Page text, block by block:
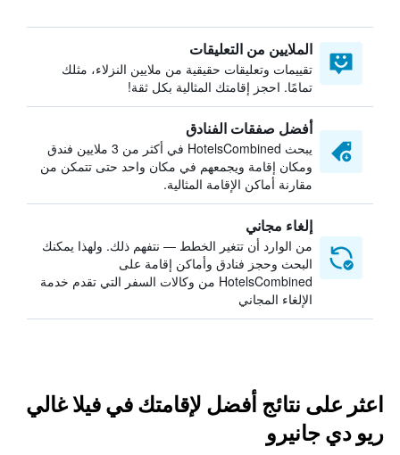
الملايين من التعليقات
تقييمات وتعليقات حقيقية من ملايين النزلاء، مثلك
تمامًا. احجز إقامتك المثالية بكل ثقة!
أفضل صفقات الفنادق
يبحث HotelsCombined في أكثر من 3 ملايين فندق
ومكان إقامة ويجمعهم في مكان واحد حتى تتمكن من
مقارنة أماكن الإقامة المثالية.
إلغاء مجاني
من الوارد أن تتغير الخطط — نتفهم ذلك. ولهذا يمكنك
البحث وحجز فنادق وأماكن إقامة على
HotelsCombined من وكالات السفر التي تقدم خدمة
الإلغاء المجاني
اعثر على نتائج أفضل لإقامتك في فيلا غالي
ريو دي جانيرو